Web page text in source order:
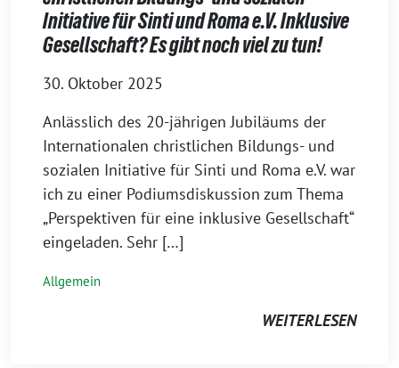
Initiative für Sinti und Roma e.V. Inklusive
Gesellschaft? Es gibt noch viel zu tun!
30. Oktober 2025
Anlässlich des 20-jährigen Jubiläums der
Internationalen christlichen Bildungs- und
sozialen Initiative für Sinti und Roma e.V. war
ich zu einer Podiumsdiskussion zum Thema
„Perspektiven für eine inklusive Gesellschaft“
eingeladen. Sehr […]
Allgemein
WEITERLESEN